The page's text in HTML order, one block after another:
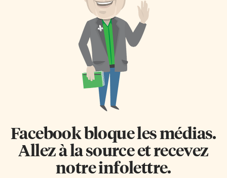
Beaches Lorsqu’Alliance a
ouvert le Beach Cinemas en
1999 (à l’emplacement du
bâtiment administratif de la
piste de course de chevaux
écran Ces dernières sont toutes
inspirées d’adaptations
littéraires québécoises. Parmi
les heureux élus, on compte 9
œuvres de fiction, 5
adaptations de livres pour les
jeunes qui seront […]
Facebook bloque les médias.
Allez à la source et recevez
notre infolettre.